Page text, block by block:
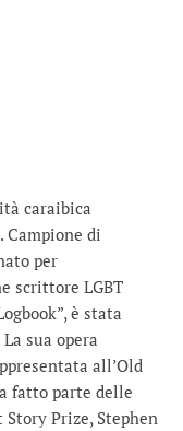
caraibica
di
per
scrittore LGBT
è stata
sua opera
all’Old
fatto parte delle
Prize, Stephen